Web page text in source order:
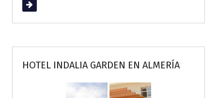
Read More
HOTEL INDALIA GARDEN EN ALMERÍA